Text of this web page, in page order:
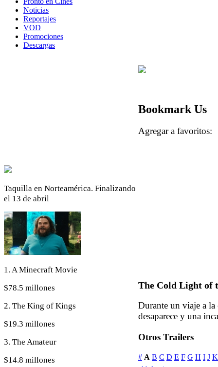
Noticias
Reportajes
VOD
Promociones
Descargas
Taquilla en Norteamérica. Finalizando
el 13 de abril
1. A Minecraft Movie
$78.5 millones
2. The King of Kings
$19.3 millones
3. The Amateur
$14.8 millones
Bookmark Us
Agregar a
The Cold Light of
Durante un viaje a
desaparece y una
Otros Trailers
# A B C D E F G H I J K